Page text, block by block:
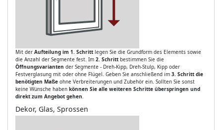
Mit der Aufteilung im 1. Schritt legen Sie die Grundform des Elements sowie
die Anzahl der Segmente fest. Im 2. Schritt bestimmen Sie die
Öffnungsvarianten der Segmente - Dreh-Kipp, Dreh-Stulp, Kipp oder
Festverglasung mit oder ohne Flügel. Geben Sie anschließend im 3. Schritt die
benötigten Maße ohne Verbreiterungen und Zubehör ein. Sollten Sie sonst
keine Wünsche haben können Sie alle weiteren Schritte überspringen und
direkt zum Angebot gehen.
Dekor, Glas, Sprossen